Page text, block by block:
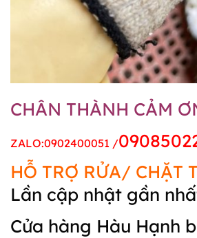
CHÂN THÀNH CẢM
ZALO:0902400051 /
HỖ TRỢ RỬA/ CHẶT
Lần cập nhật gần
Cửa hàng Hàu Hạnh